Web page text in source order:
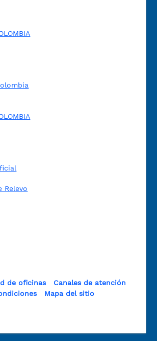
Relevo
de oficinas
Canales de atención
Mapa del sitio